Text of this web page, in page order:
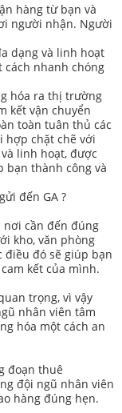
hàng từ bạn và
người nhận. Người
dạng và linh hoạt
cách nhanh chóng
hóa ra thị trường
kết vận chuyển
toàn tuân thủ các
hợp chặt chẽ với
linh hoạt, được
bạn thành công và
đến GA ?
nơi cần đến đúng
kho, văn phòng
đó sẽ giúp bạn
kết của mình.
trọng, vì vậy
nhân viên tâm
hóa một cách an
đoạn thuê
đội ngũ nhân viên
hàng đúng hẹn.